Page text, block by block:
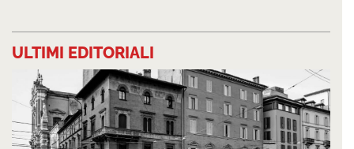
ULTIMI EDITORIALI